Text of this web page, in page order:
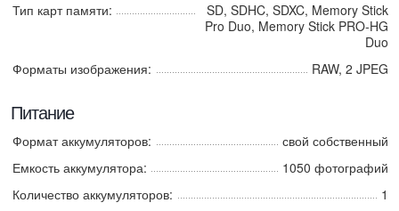
Тип карт памяти:
SD, SDHC, SDXC, Memory Stick
Pro Duo, Memory Stick PRO-HG
Duo
Форматы изображения:
RAW, 2 JPEG
Питание
Формат аккумуляторов:
свой собственный
Емкость аккумулятора:
1050 фотографий
Количество аккумуляторов:
1